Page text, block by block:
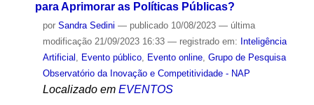
para Aprimorar as Políticas Públicas?
por Sandra Sedini — publicado10/08/2023 — última
modificação21/09/2023 16:33 — registrado em: Inteligência
Artificial , Evento público, Evento online, Grupo de Pesquisa
Observatório da Inovação e Competitividade - NAP
Localizado em EVENTOS